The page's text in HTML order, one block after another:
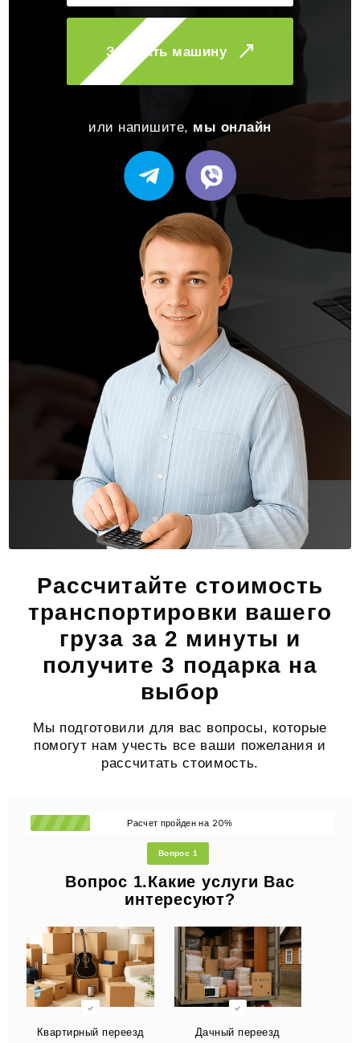
Заказать машину
или напишите, мы онлайн
Рассчитайте стоимость
транспортировки вашего
груза за 2 минуты и
получите 3 подарка на
выбор
Мы подготовили для вас вопросы, которые
помогут нам учесть все ваши пожелания и
рассчитать стоимость.
Расчет пройден на 20%
Вопрос 1
Вопрос 1.Какие услуги Вас
интересуют?
Квартирный переезд Дачный переезд